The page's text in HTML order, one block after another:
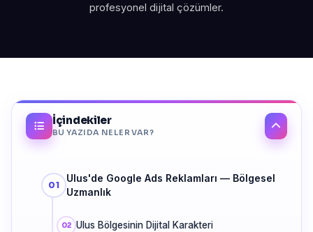
profesyonel dijital çözümler.
İçindekiler
BU YAZIDA NELER VAR?
Ulus'de Google Ads Reklamları — Bölgesel
Uzmanlık
Ulus Bölgesinin Dijital Karakteri